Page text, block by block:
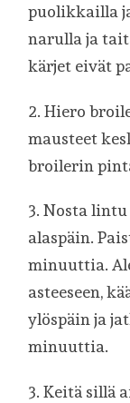
puolikkailla
narulla ja
kärjet eivät
2. Hiero
mausteet
broilerin
3. Nosta
alaspäin.
minuuttia.
asteeseen,
ylöspäin ja
minuuttia.
3. Keitä sillä